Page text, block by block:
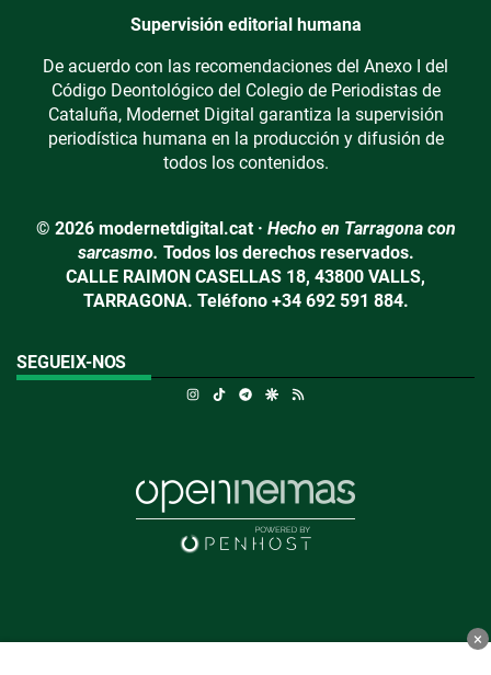
Supervisión editorial humana
De acuerdo con las recomendaciones del Anexo I del
Código Deontológico del Colegio de Periodistas de
Cataluña, Modernet Digital garantiza la supervisión
periodística humana en la producción y difusión de
todos los contenidos.
© 2026 modernetdigital.cat · Hecho en Tarragona con
sarcasmo. Todos los derechos reservados.
CALLE RAIMON CASELLAS 18, 43800 VALLS,
TARRAGONA. Teléfono +34 692 591 884.
SEGUEIX-NOS
Instagram
TikTokTelegramGoogle Discover
×